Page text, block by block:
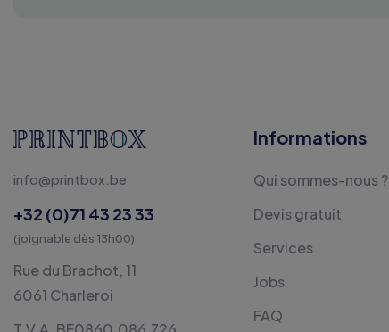
info@printbox.be
+32 (0)71 43 23 33
(joignable dès 13h00)
Rue du Brachot, 11
6061 Charleroi
Informations
Qui sommes-nous ?
Devis gratuit
Services
Jobs
FAQ